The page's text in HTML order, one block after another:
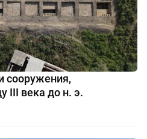
сооружения,
III века до н. э.